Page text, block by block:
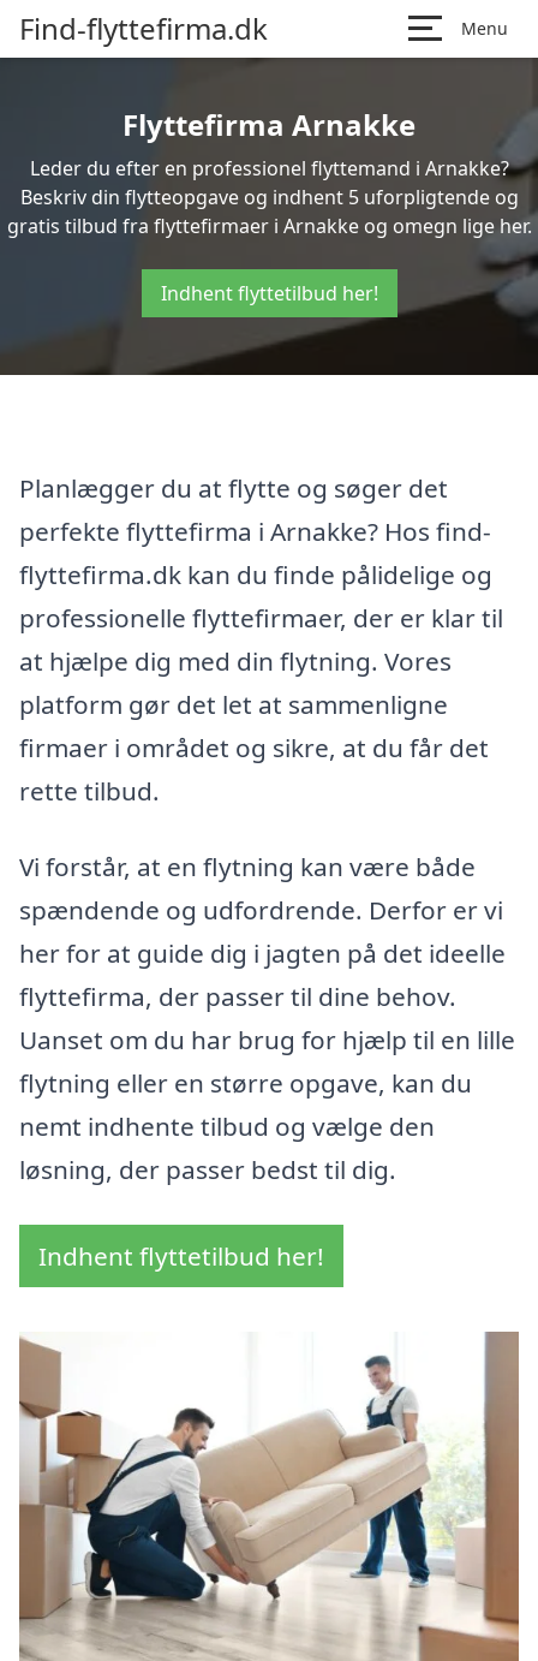
Find-flyttefirma.dk Menu
Flyttefirma Arnakke
Leder du efter en professionel flyttemand i Arnakke?
Beskriv din flytteopgave og indhent 5 uforpligtende og
gratis tilbud fra flyttefirmaer i Arnakke og omegn lige her.
Indhent flyttetilbud her!
Planlægger du at flytte og søger det
perfekte flyttefirma i Arnakke? Hos find-
flyttefirma.dk kan du finde pålidelige og
professionelle flyttefirmaer, der er klar til
at hjælpe dig med din flytning. Vores
platform gør det let at sammenligne
firmaer i området og sikre, at du får det
rette tilbud.
Vi forstår, at en flytning kan være både
spændende og udfordrende. Derfor er vi
her for at guide dig i jagten på det ideelle
flyttefirma, der passer til dine behov.
Uanset om du har brug for hjælp til en lille
flytning eller en større opgave, kan du
nemt indhente tilbud og vælge den
løsning, der passer bedst til dig.
Indhent flyttetilbud her!